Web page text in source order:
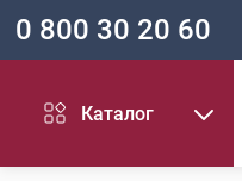
0 800 30 20 60
Каталог